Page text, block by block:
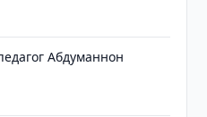
Абдуманнон